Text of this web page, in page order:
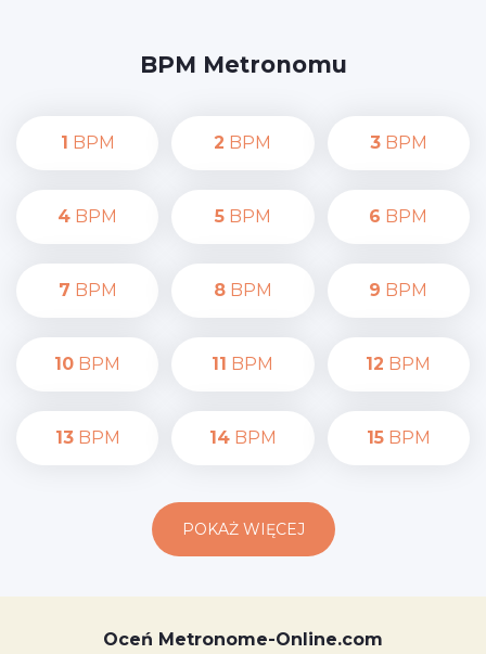
BPM Metronomu
1 BPM 2 BPM 3BPM
4 BPM 5BPM 6 BPM
7 BPM 8BPM 9 BPM
10 BPM 11 BPM 12 BPM
13BPM 14BPM 15BPM
POKAŻ WIĘCEJ
Oceń Metronome-Online.com